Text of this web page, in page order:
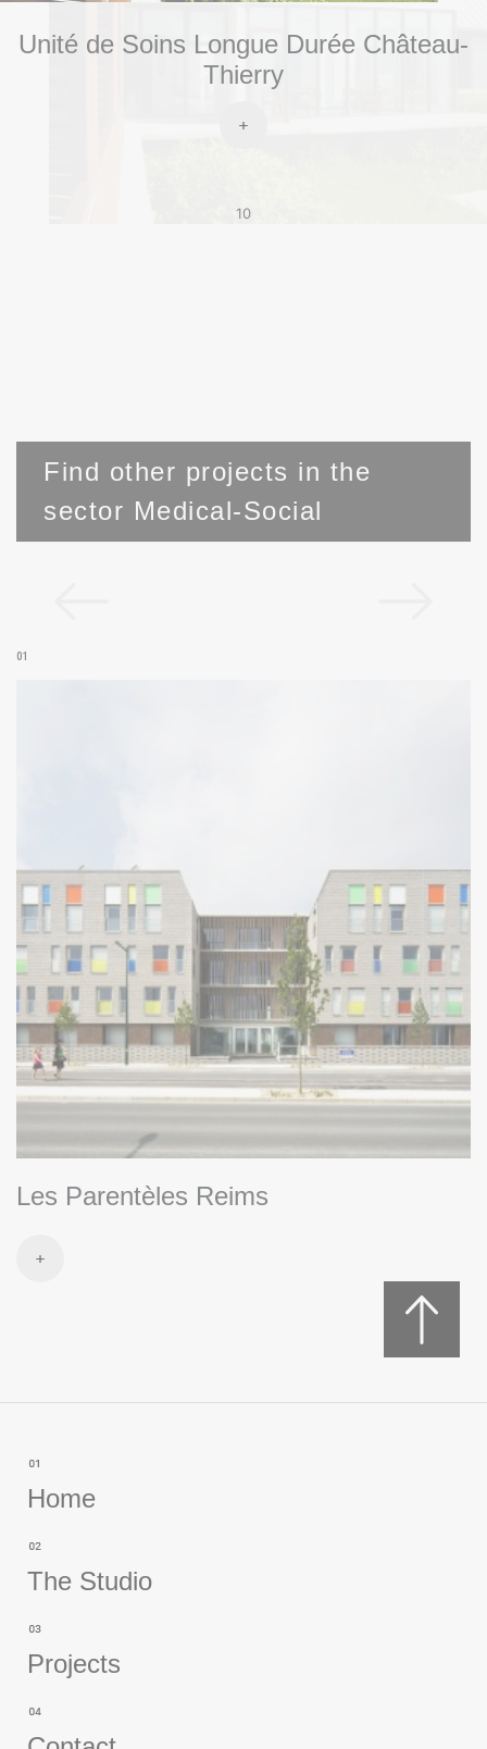
Unité de Soins Longue Durée Château-
Thierry
10
Find other projects in the
sector Medical-Social
01
Les Parentèles Reims
Home
The Studio
Projects